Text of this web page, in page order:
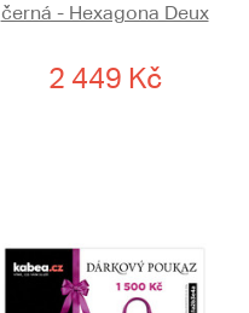
černá - Hexagona Deux
2 449 Kč